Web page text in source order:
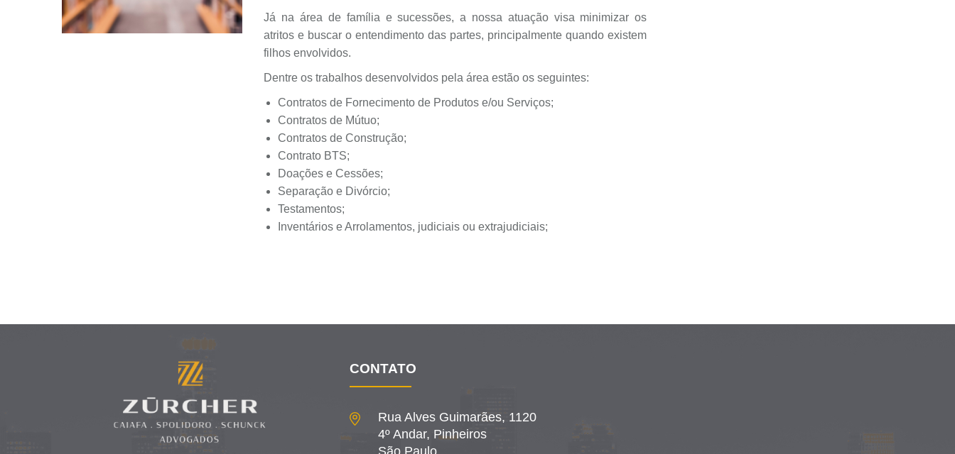
Já na área de família e sucessões, a nossa atuação visa minimizar os
atritos e buscar o entendimento das partes, principalmente quando existem
filhos envolvidos.
Dentre os trabalhos desenvolvidos pela área estão os seguintes:
Contratos de Fornecimento de Produtos e/ou Serviços;
Contratos de Mútuo;
Contratos de Construção;
Contrato BTS;
Doações e Cessões;
Separação e Divórcio;
Testamentos;
Inventários e Arrolamentos, judiciais ou extrajudiciais;
CONTATO
Rua Alves Guimarães, 1120
4º Andar, Pinheiros